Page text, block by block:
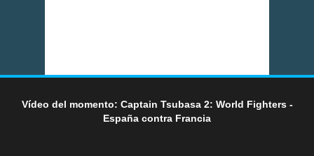
Vídeo del momento: Captain Tsubasa 2: World Fighters -
España contra Francia